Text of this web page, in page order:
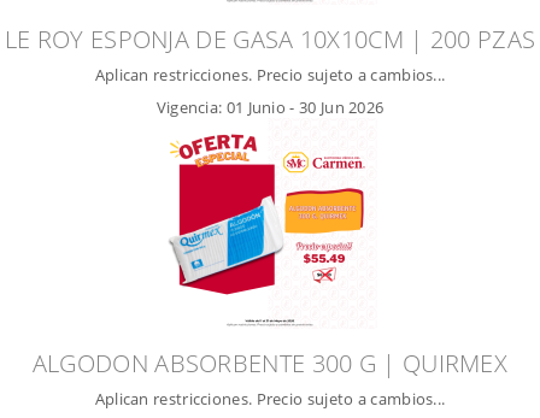
LE ROY ESPONJA DE GASA 10X10CM | 200 PZAS
Aplican restricciones. Precio sujeto a cambios...
Vigencia: 01 Junio - 30 Jun 2026
ALGODON ABSORBENTE 300 G | QUIRMEX
Aplican restricciones. Precio sujeto a cambios...